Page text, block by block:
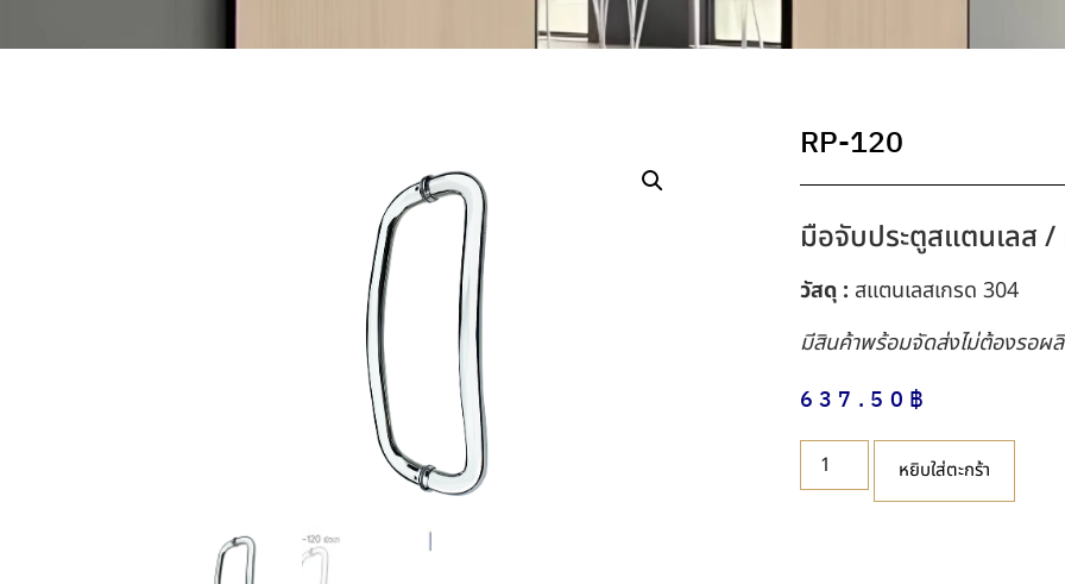
RP-120
มือจับประตูสแตนเลส /
วัสดุ : สแตนเลสเกรด 304
มีสินค้าพร้อมจัดส่งไม่ต้องรอผ
637.50 ฿
หยิบใส่ตะกร้า